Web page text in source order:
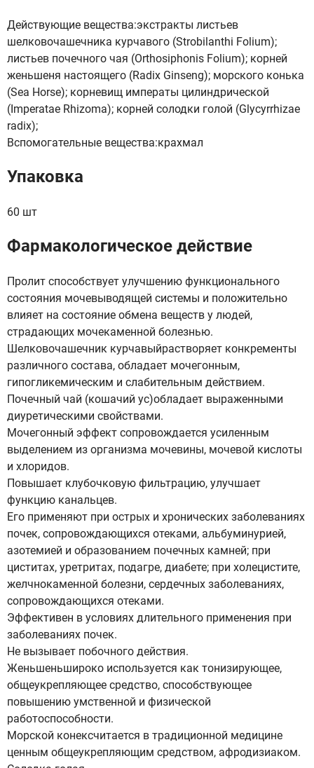
Действующие вещества:экстракты листьев
шелковочашечника курчавого (Strobilanthi Folium);
листьев почечного чая (Orthosiphonis Folium); корней
женьшеня настоящего (Radix Ginseng); морского конька
(Sea Horse); корневищ императы цилиндрической
(Imperatae Rhizoma); корней солодки голой (Glycyrrhizae
radix);
Вспомогательные вещества:крахмал
Упаковка
60 шт
Фармакологическое действие
Пролит способствует улучшению функционального
состояния мочевыводящей системы и положительно
влияет на состояние обмена веществ у людей,
страдающих мочекаменной болезнью.
Шелковочашечник курчавыйрастворяет конкременты
различного состава, обладает мочегонным,
гипогликемическим и слабительным действием.
Почечный чай (кошачий ус)обладает выраженными
диуретическими свойствами.
Мочегонный эффект сопровождается усиленным
выделением из организма мочевины, мочевой кислоты
и хлоридов.
Повышает клубочковую фильтрацию, улучшает
функцию канальцев.
Его применяют при острых и хронических заболеваниях
почек, сопровождающихся отеками, альбуминурией,
азотемией и образованием почечных камней; при
циститах, уретритах, подагре, диабете; при холецистите,
желчнокаменной болезни, сердечных заболеваниях,
сопровождающихся отеками.
Эффективен в условиях длительного применения при
заболеваниях почек.
Не вызывает побочного действия.
Женьшеньшироко используется как тонизирующее,
общеукрепляющее средство, способствующее
повышению умственной и физической
работоспособности.
Морской конексчитается в традиционной медицине
ценным общеукрепляющим средством, афродизиаком.